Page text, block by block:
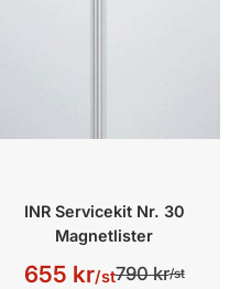
INR Servicekit Nr. 30
Magnetlister
655 kr/st790 kr/st